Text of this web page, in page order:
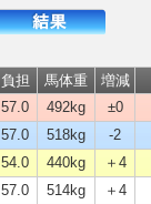
負担 馬体重 増減
57.0 492kg ±0
57.0 518kg -2
54.0 440kg ＋4
57.0 514kg ＋4